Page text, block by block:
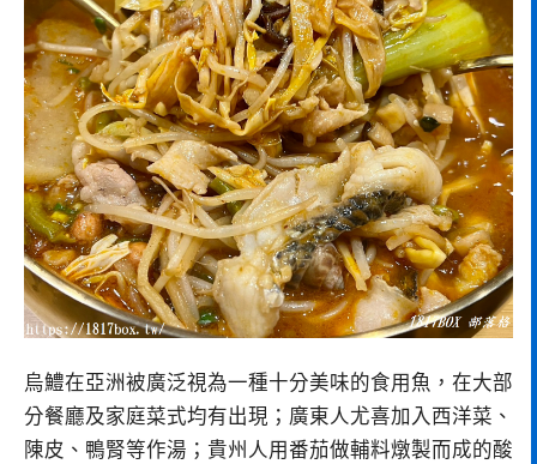
烏鱧在亞洲被廣泛視為一種十分美味的食用魚，在大部
分餐廳及家庭菜式均有出現；廣東人尤喜加入西洋菜、
陳皮、鴨腎等作湯；貴州人用番茄做輔料燉製而成的酸